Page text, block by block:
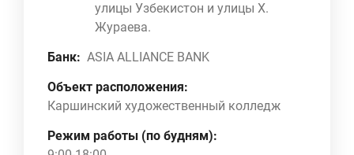
улицы Узбекистон и улицы Х.
Жураева.
Банк: ASIA ALLIANCE BANK
Объект расположения:
Каршинский художественный колледж
Режим работы (по будням):